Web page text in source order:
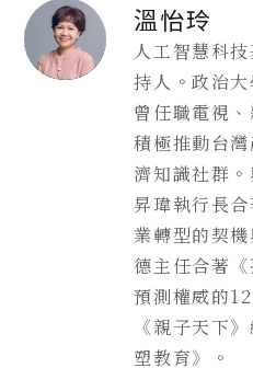
溫怡玲
人工智慧科
持人。政治
曾任職電視
積極推動台
濟知識社群
昇瑋執行長
業轉型的契
德主任合著
預測權威的
《親子天下
塑教育》。